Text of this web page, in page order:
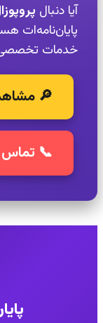
آیا دنبال
پایان‌نامه‌ات
خدمات تخصصی
🔎
📞 تماس سریع: